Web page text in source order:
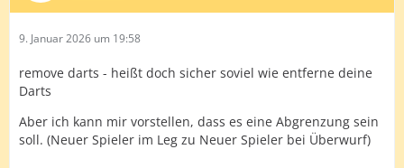
9. Januar 2026 um 19:58
remove darts - heißt doch sicher soviel wie entferne deine
Darts
Aber ich kann mir vorstellen, dass es eine Abgrenzung sein
soll. (Neuer Spieler im Leg zu Neuer Spieler bei Überwurf)